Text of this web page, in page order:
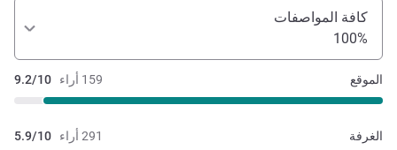
كافة المواصفات
100%
159 أراء 9.2/10 الموقع
291 أراء 5.9/10 الغرفة